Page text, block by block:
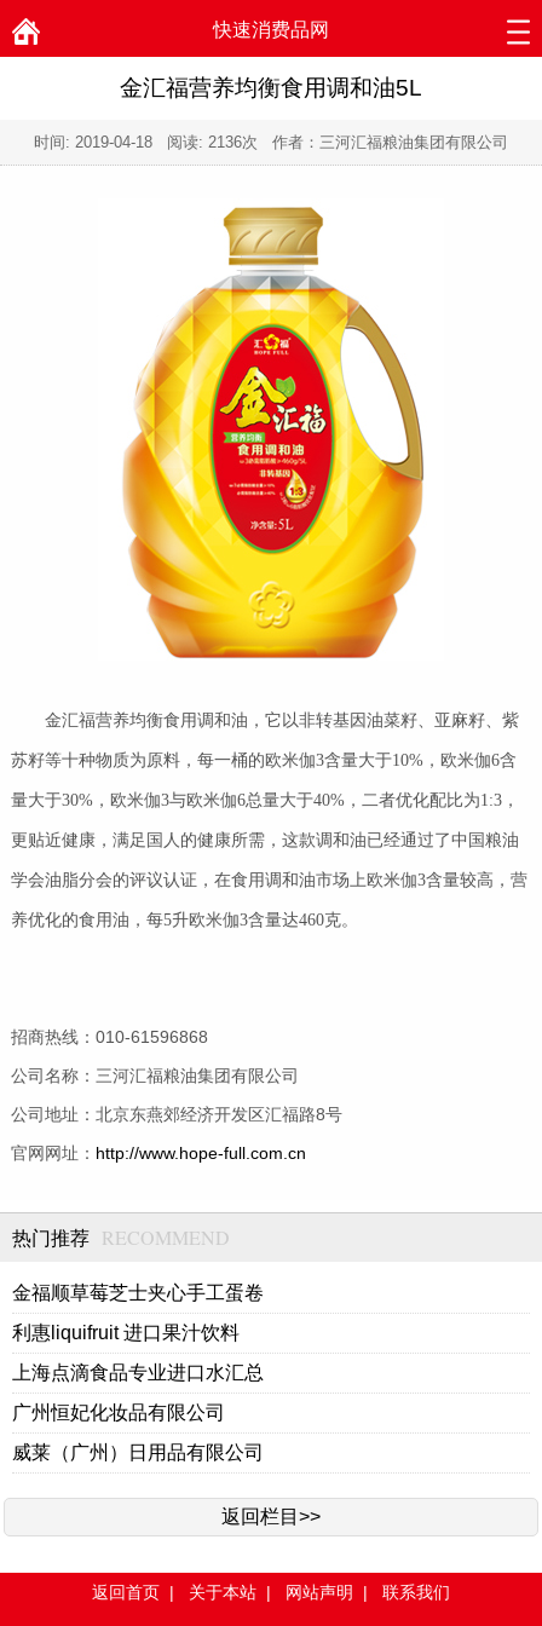
快速消费品网
金汇福营养均衡食用调和油5L
时间: 2019-04-18 阅读: 2136次 作者：三河汇福粮油集团有限公司
金汇福营养均衡食用调和油，它以非转基因油菜籽、亚麻籽、紫
苏籽等十种物质为原料，每一桶的欧米伽3含量大于10%，欧米伽6含
量大于30%，欧米伽3与欧米伽6总量大于40%，二者优化配比为1:3，
更贴近健康，满足国人的健康所需，这款调和油已经通过了中国粮油
学会油脂分会的评议认证，在食用调和油市场上欧米伽3含量较高，营
养优化的食用油，每5升欧米伽3含量达460克。
招商热线：010-61596868
公司名称：三河汇福粮油集团有限公司
公司地址：北京东燕郊经济开发区汇福路8号
官网网址： http://www.hope-full.com.cn
热门推荐 RECOMMEND
金福顺草莓芝士夹心手工蛋卷
利惠liquifruit 进口果汁饮料
上海点滴食品专业进口水汇总
广州恒妃化妆品有限公司
威莱（广州）日用品有限公司
返回栏目>>
返回首页 | 关于本站 | 网站声明 | 联系我们